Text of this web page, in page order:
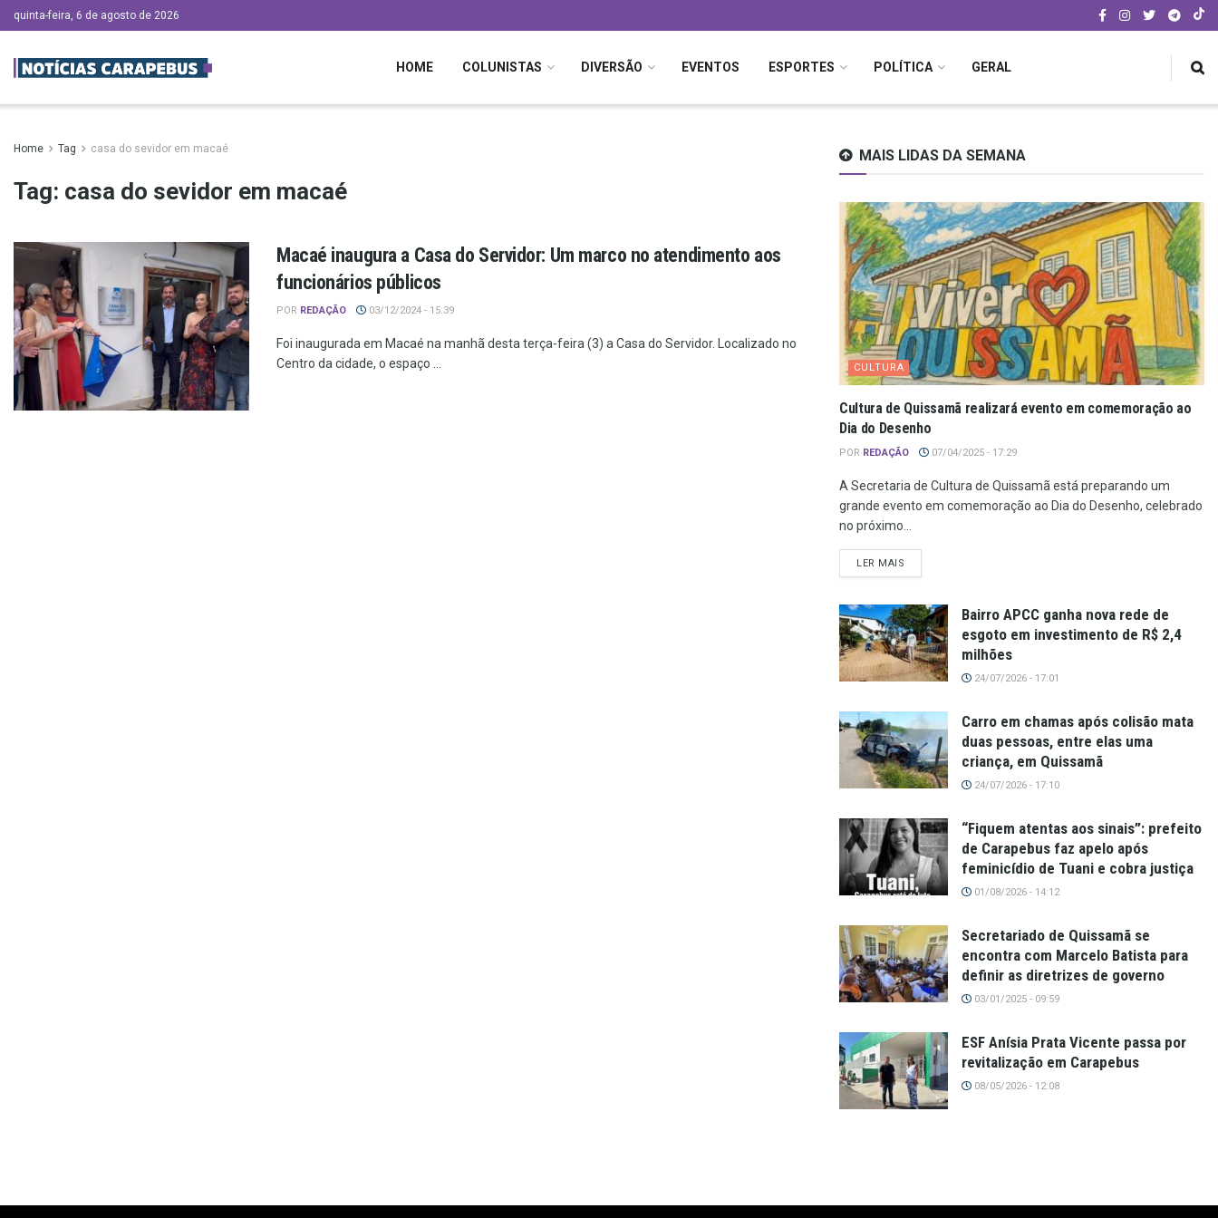
quinta-feira, 6 de agosto de 2026
HOME COLUNISTAS DIVERSÃO EVENTOS ESPORTES POLÍTICA GERAL
Home Tag casa do sevidor em macaé
Tag: casa do sevidor em macaé
Macaé inaugura a Casa do Servidor: Um marco no atendimento aos
funcionários públicos
POR REDAÇÃO 03/12/2024 - 15:39
Foi inaugurada em Macaé na manhã desta terça-feira (3) a Casa do Servidor. Localizado no
Centro da cidade, o espaço ...
MAIS LIDAS DA SEMANA
CULTURA
Cultura de Quissamã realizará evento em comemoração ao
Dia do Desenho
POR REDAÇÃO 07/04/2025 - 17:29
A Secretaria de Cultura de Quissamã está preparando um
grande evento em comemoração ao Dia do Desenho, celebrado
no próximo...
LER MAIS
Bairro APCC ganha nova rede de
esgoto em investimento de R$ 2,4
milhões
24/07/2026 - 17:01
Carro em chamas após colisão mata
duas pessoas, entre elas uma
criança, em Quissamã
24/07/2026 - 17:10
“Fiquem atentas aos sinais”: prefeito
de Carapebus faz apelo após
feminicídio de Tuani e cobra justiça
01/08/2026 - 14:12
Secretariado de Quissamã se
encontra com Marcelo Batista para
definir as diretrizes de governo
03/01/2025 - 09:59
ESF Anísia Prata Vicente passa por
revitalização em Carapebus
08/05/2026 - 12:08